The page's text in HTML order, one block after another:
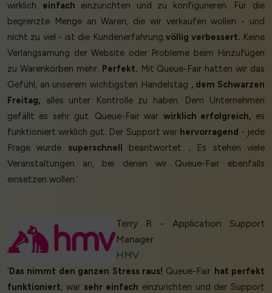
wirklich einfach einzurichten und zu konfigurieren. Für die
begrenzte Menge an Waren, die wir verkaufen wollen - und
nicht zu viel - ist die Kundenerfahrungvöllig verbessert. Keine
Verlangsamung der Website oder Probleme beim Hinzufügen
zu Warenkörben mehr. Perfekt. Mit Queue-Fair hatten wir das
Gefühl, an unserem wichtigsten Handelstag , dem Schwarzen
Freitag, alles unter Kontrolle zu haben. Dem Unternehmen
gefällt es sehr gut. Queue-Fair war wirklich erfolgreich, es
funktioniert wirklich gut. Der Support war hervorragend - jede
Frage wurde superschnell beantwortet . Es stehen viele
Veranstaltungen an, bei denen wir Queue-Fair ebenfalls
einsetzen wollen.’
Terry R - Application Support
Manager
HMV
‘Das nimmt den ganzen Stress raus! Queue-Fair hat perfekt
funktioniert, war sehr einfach einzurichten und der Support